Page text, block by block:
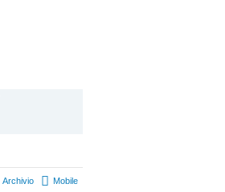
Archivio Mobile